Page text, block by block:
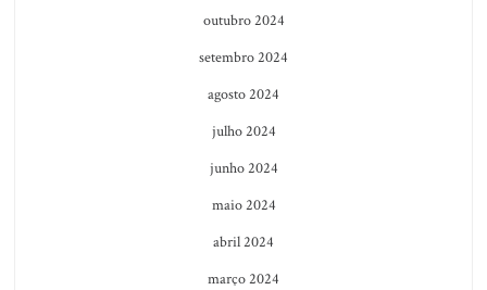
outubro 2024
setembro 2024
agosto 2024
julho 2024
junho 2024
maio 2024
abril 2024
março 2024